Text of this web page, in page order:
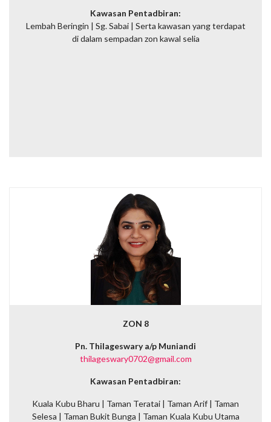
Kawasan Pentadbiran:
Lembah Beringin | Sg. Sabai | Serta kawasan yang terdapat
di dalam sempadan zon kawal selia
ZON 8
Pn. Thilageswary a/p Muniandi
thilageswary0702@gmail.com
Kawasan Pentadbiran:
Kuala Kubu Bharu | Taman Teratai | Taman Arif | Taman
Selesa | Taman Bukit Bunga | Taman Kuala Kubu Utama